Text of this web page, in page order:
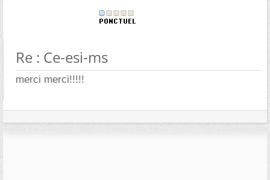
Re : Ce-esi-ms
merci merci!!!!!